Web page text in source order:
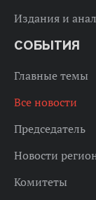
Издания и
СОБЫТИЯ
Главные темы
Все новости
Председатель
Новости
Комитеты